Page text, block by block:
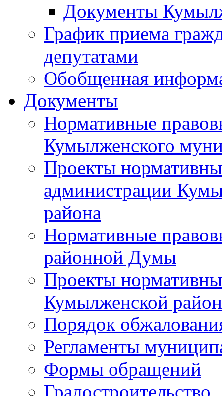
Документы
График приема
депутатами
Обобщенная
Документы
Нормативные
Кумылженского
Проекты
администрации
района
Нормативные
районной Думы
Проекты
Кумылженской
Порядок
Регламенты
Формы обращений
Градостроительство